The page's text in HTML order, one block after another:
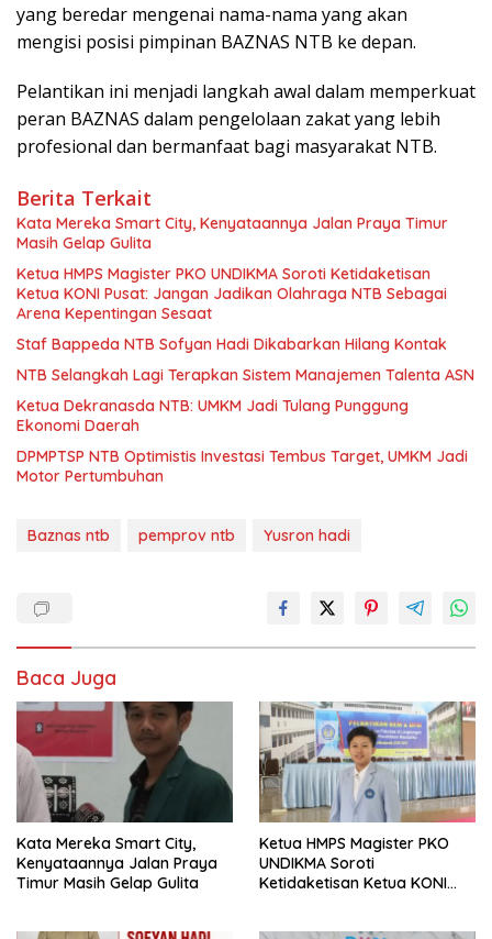
yang beredar mengenai nama-nama yang akan
mengisi posisi pimpinan BAZNAS NTB ke depan.
Pelantikan ini menjadi langkah awal dalam memperkuat
peran BAZNAS dalam pengelolaan zakat yang lebih
profesional dan bermanfaat bagi masyarakat NTB.
Berita Terkait
Kata Mereka Smart City, Kenyataannya Jalan Praya Timur
Masih Gelap Gulita
Ketua HMPS Magister PKO UNDIKMA Soroti Ketidaketisan
Ketua KONI Pusat: Jangan Jadikan Olahraga NTB Sebagai
Arena Kepentingan Sesaat
Staf Bappeda NTB Sofyan Hadi Dikabarkan Hilang Kontak
NTB Selangkah Lagi Terapkan Sistem Manajemen Talenta ASN
Ketua Dekranasda NTB: UMKM Jadi Tulang Punggung
Ekonomi Daerah
DPMPTSP NTB Optimistis Investasi Tembus Target, UMKM Jadi
Motor Pertumbuhan
Baznas ntb pemprov ntb Yusron hadi
Baca Juga
Kata Mereka Smart City,
Kenyataannya Jalan Praya
Timur Masih Gelap Gulita
Ketua HMPS Magister PKO
UNDIKMA Soroti
Ketidaketisan Ketua KONI